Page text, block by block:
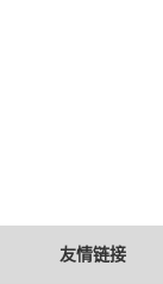
友情链接